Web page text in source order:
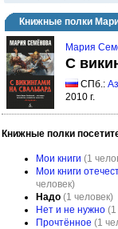
Книжные полки
Мария
С
СПб.:
2010 г.
Книжные полки
Мои книги (1
Мои книги
человек)
Надо (1 человек)
Нет и не нужно (1
Прочтённое (1